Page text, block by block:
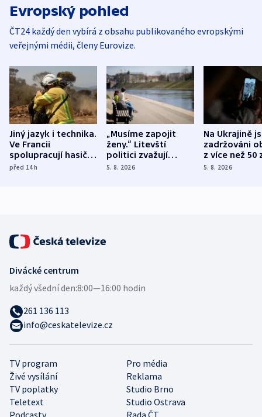
Evropský pohled
ČT24 každý den vybírá z obsahu publikovaného evropskými
veřejnými médii, členy Eurovize.
Jiný jazyk i technika.
Ve Francii
spolupracují hasiči z
různých zemí
před 14h
„Musíme zapojit
ženy.“ Litevští
politici zvažují
dohodu o
5. 8. 2026
Na Ukrajině
zadržováni
z více než 50
Bojovali na
5. 8. 2026
TV program
Pro média
Živé vysílání
Reklama
TV poplatky
Studio Brno
Teletext
Studio Ostrava
Podcasty
Rada ČT
Divácké centrum
každý všední den:8:00—16:00 hodin
261 136 113
info@ceskatelevize.cz